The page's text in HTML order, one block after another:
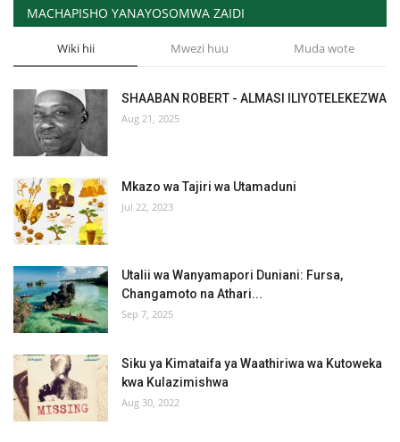
MACHAPISHO YANAYOSOMWA ZAIDI
Wiki hii Mwezi huu Muda wote
SHAABAN ROBERT - ALMASI ILIYOTELEKEZWA
Aug 21, 2025
Mkazo wa Tajiri wa Utamaduni
Jul 22, 2023
Utalii wa Wanyamapori Duniani: Fursa,
Changamoto na Athari...
Sep 7, 2025
Siku ya Kimataifa ya Waathiriwa wa Kutoweka
kwa Kulazimishwa
Aug 30, 2022